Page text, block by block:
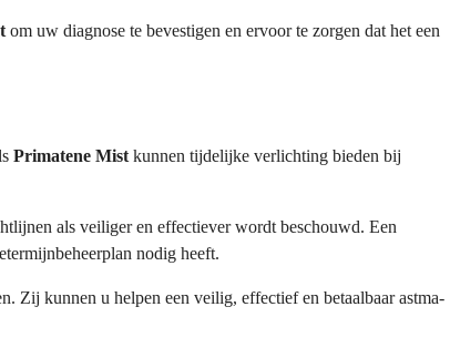
om uw diagnose te bevestigen en ervoor te zorgen dat het een
Primatene Mistkunnen tijdelijke verlichting bieden bij
als veiliger en effectiever wordt beschouwd. Een
nodig heeft.
Zij kunnen u helpen een veilig, effectief en betaalbaar astma-